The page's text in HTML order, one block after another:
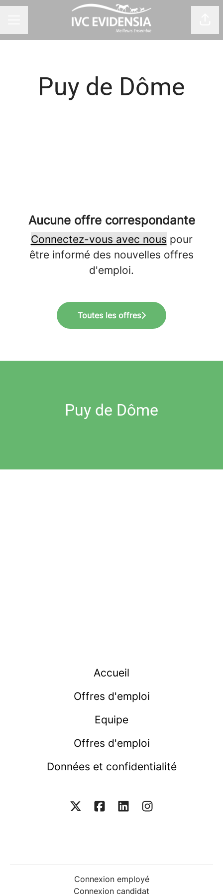
Puy de Dôme
Aucune offre correspondante
Connectez-vous avec nous pour
être informé des nouvelles offres
d'emploi.
Toutes les offres
Puy de Dôme
Accueil
Offres d'emploi
Equipe
Offres d'emploi
Données et confidentialité
Connexion employé
Connexion candidat